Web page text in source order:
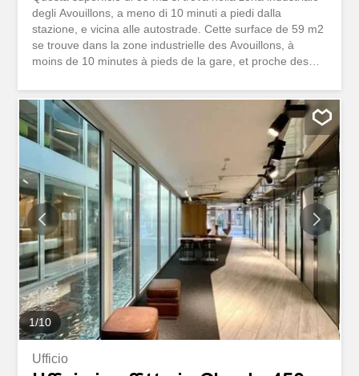
degli Avouillons, a meno di 10 minuti a piedi dalla
stazione, e vicina alle autostrade. Cette surface de 59 m2
se trouve dans la zone industrielle des Avouillons, à
moins de 10 minutes à pieds de la gare, et proche des
1/10
Ufficio